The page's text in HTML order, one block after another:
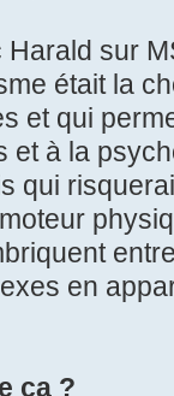
sur
était la
et qui
et à la
qui
en
ça ?